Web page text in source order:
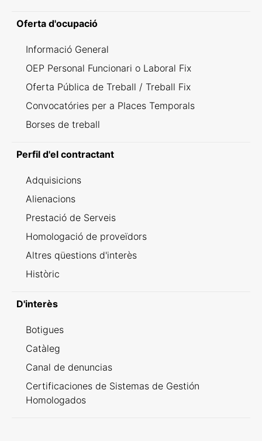
Oferta d'ocupació
Informació General
OEP Personal Funcionari o Laboral Fix
Oferta Pública de Treball / Treball Fix
Convocatóries per a Places Temporals
Borses de treball
Perfil d'el contractant
Adquisicions
Alienacions
Prestació de Serveis
Homologació de proveïdors
Altres qüestions d'interès
Històric
D'interès
Botigues
Catàleg
Canal de denuncias
Certificaciones de Sistemas de Gestión
Homologados